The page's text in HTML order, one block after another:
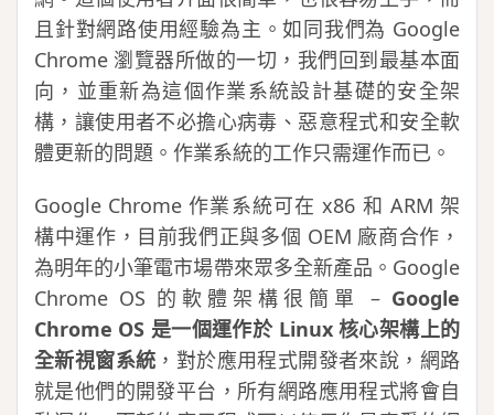
且針對網路使用經驗為主。如同我們為 Google
Chrome 瀏覽器所做的一切，我們回到最基本面
向，並重新為這個作業系統設計基礎的安全架
構，讓使用者不必擔心病毒、惡意程式和安全軟
體更新的問題。作業系統的工作只需運作而已。
Google Chrome 作業系統可在 x86 和 ARM 架
構中運作，目前我們正與多個 OEM 廠商合作，
為明年的小筆電市場帶來眾多全新產品。Google
Chrome OS 的軟體架構很簡單 – Google
Chrome OS 是一個運作於 Linux 核心架構上的
全新視窗系統 ，對於應用程式開發者來說，網路
就是他們的開發平台，所有網路應用程式將會自